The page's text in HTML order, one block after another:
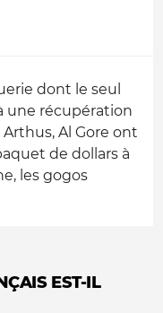
dont le seul
une récupération
Al Gore ont
de dollars à
les gogos
EST-IL